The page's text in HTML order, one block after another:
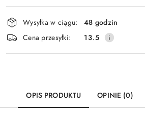
Wyślij
Dostępność
i
dostawa
Wysyłka w ciągu:
48 godzin
Cena przesyłki:
13.5
OPIS PRODUKTU OPINIE (0)